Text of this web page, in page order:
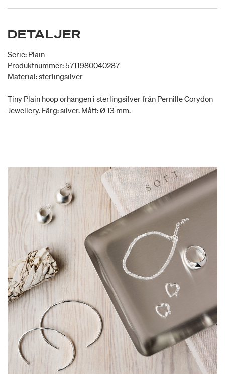
DETALJER
Serie: Plain
Produktnummer: 5711980040287
Material: sterlingsilver
Tiny Plain hoop örhängen i sterlingsilver från Pernille Corydon
Jewellery. Färg: silver. Mått: Ø 13 mm.